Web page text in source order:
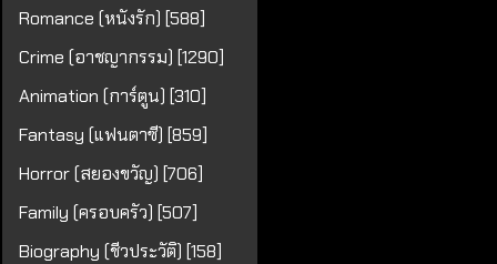
Romance (หนังรัก) [588]
Crime (อาชญากรรม) [1290]
Animation (การ์ตูน) [310]
Fantasy (แฟนตาซี) [859]
Horror (สยองขวัญ) [706]
Family (ครอบครัว) [507]
Biography (ชีวประวัติ) [158]